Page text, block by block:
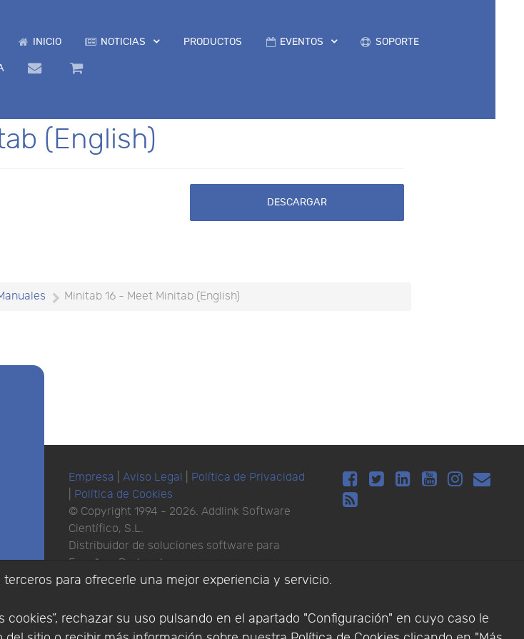
para ofrecerle una mejor experiencia y servicio.
rechazar su uso pulsando en el apartado "Configuración" en cuyo caso le
INICIO NOTICIAS PRODUCTOS EVENTOS SOPORTE
(English)
DESCARGAR
Minitab 16 - Meet Minitab (English)
Empresa Aviso Legal
Política de Privacidad
Política de Cookies
© Copyright 1994 - 2026. Addlink Software
Científico, S.L.
Distribuidor de soluciones software para
España y Portugal.